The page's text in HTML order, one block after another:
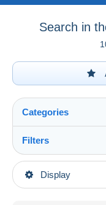
Search in
Display
Categories
Main categories
Filters
Type of sale
Ongoing